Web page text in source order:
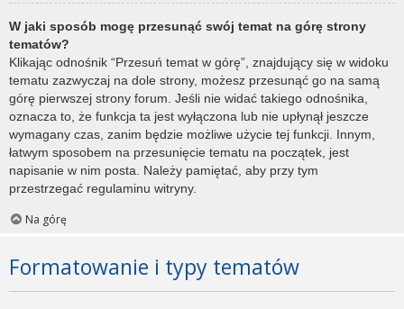
W jaki sposób mogę przesunąć swój temat na górę strony
tematów?
Klikając odnośnik “Przesuń temat w górę”, znajdujący się w widoku
tematu zazwyczaj na dole strony, możesz przesunąć go na samą
górę pierwszej strony forum. Jeśli nie widać takiego odnośnika,
oznacza to, że funkcja ta jest wyłączona lub nie upłynął jeszcze
wymagany czas, zanim będzie możliwe użycie tej funkcji. Innym,
łatwym sposobem na przesunięcie tematu na początek, jest
napisanie w nim posta. Należy pamiętać, aby przy tym
przestrzegać regulaminu witryny.
Na górę
Formatowanie i typy tematów